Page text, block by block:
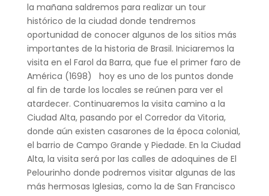
la mañana saldremos para realizar un tour
histórico de la ciudad donde tendremos
oportunidad de conocer algunos de los sitios más
importantes de la historia de Brasil. Iniciaremos la
visita en el Farol da Barra, que fue el primer faro de
América (1698) hoy es uno de los puntos donde
al fin de tarde los locales se reúnen para ver el
atardecer. Continuaremos la visita camino a la
Ciudad Alta, pasando por el Corredor da Vitoria,
donde aún existen casarones de la época colonial,
el barrio de Campo Grande y Piedade. En la Ciudad
Alta, la visita será por las calles de adoquines de El
Pelourinho donde podremos visitar algunas de las
más hermosas Iglesias, como la de San Francisco